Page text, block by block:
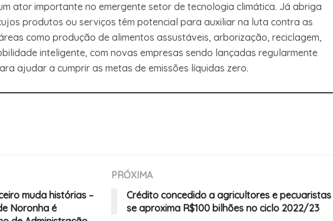
ator importante no emergente setor de tecnologia climática. Já abriga
produtos ou serviços têm potencial para auxiliar na luta contra as
como produção de alimentos assustáveis, arborização, reciclagem,
inteligente, com novas empresas sendo lançadas regularmente
ajudar a cumprir as metas de emissões líquidas zero.
muda histórias –
Noronha é
PRÓXIMA
Crédito concedido a agricultores e pecuaristas
se aproxima R$100 bilhões no ciclo 2022/23